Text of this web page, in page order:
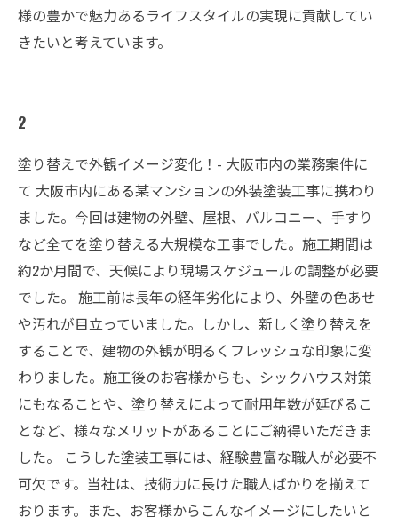
様の豊かで魅力あるライフスタイルの実現に貢献してい
きたいと考えています。
2
塗り替えで外観イメージ変化！- 大阪市内の業務案件に
て 大阪市内にある某マンションの外装塗装工事に携わり
ました。今回は建物の外壁、屋根、バルコニー、手すり
など全てを塗り替える大規模な工事でした。施工期間は
約2か月間で、天候により現場スケジュールの調整が必要
でした。 施工前は長年の経年劣化により、外壁の色あせ
や汚れが目立っていました。しかし、新しく塗り替えを
することで、建物の外観が明るくフレッシュな印象に変
わりました。施工後のお客様からも、シックハウス対策
にもなることや、塗り替えによって耐用年数が延びるこ
となど、様々なメリットがあることにご納得いただきま
した。 こうした塗装工事には、経験豊富な職人が必要不
可欠です。当社は、技術力に長けた職人ばかりを揃えて
おります。また、お客様からこんなイメージにしたいと